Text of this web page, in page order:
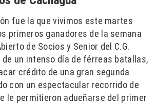
fue la que vivimos este martes
primeros ganadores de la semana
de Socios y Senior del C.G.
de un intenso día de férreas batallas,
crédito de una gran segunda
con un espectacular recorrido de
le permitieron adueñarse del primer